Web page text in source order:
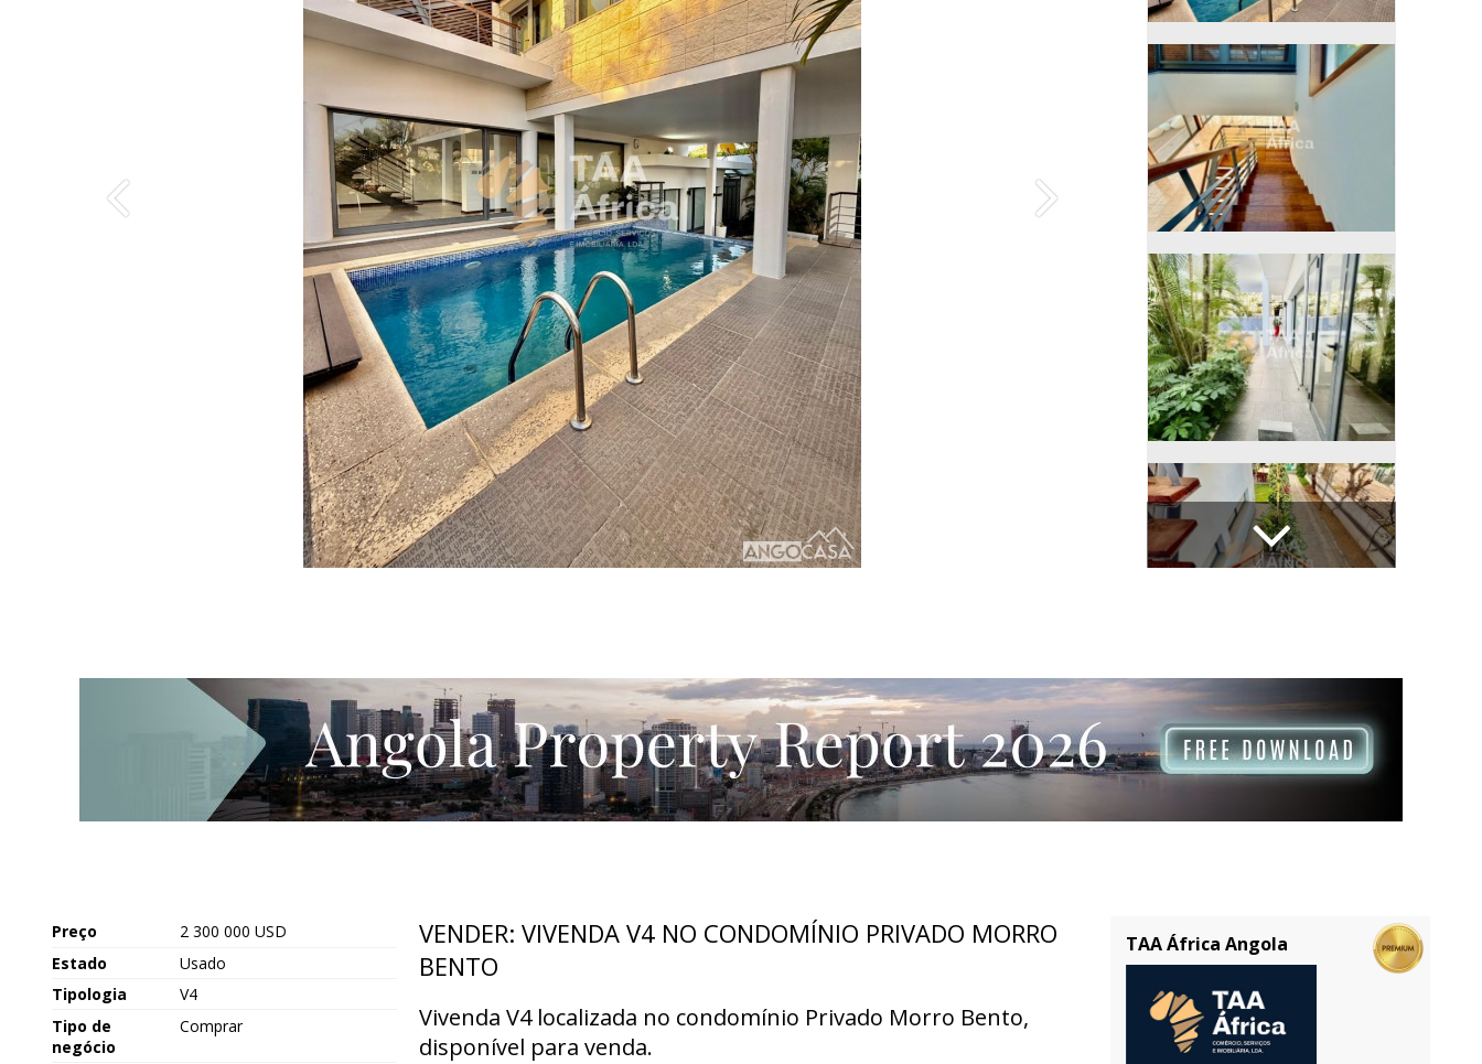
Preço
2 300 000 USD
Estado
Usado
Tipologia
V4
Tipo de
negócio
Comprar
VENDER: VIVENDA V4 NO CONDOMÍNIO PRIVADO MORRO
BENTO
Vivenda V4 localizada no condomínio Privado Morro Bento,
disponível para venda.
TAA África Angola